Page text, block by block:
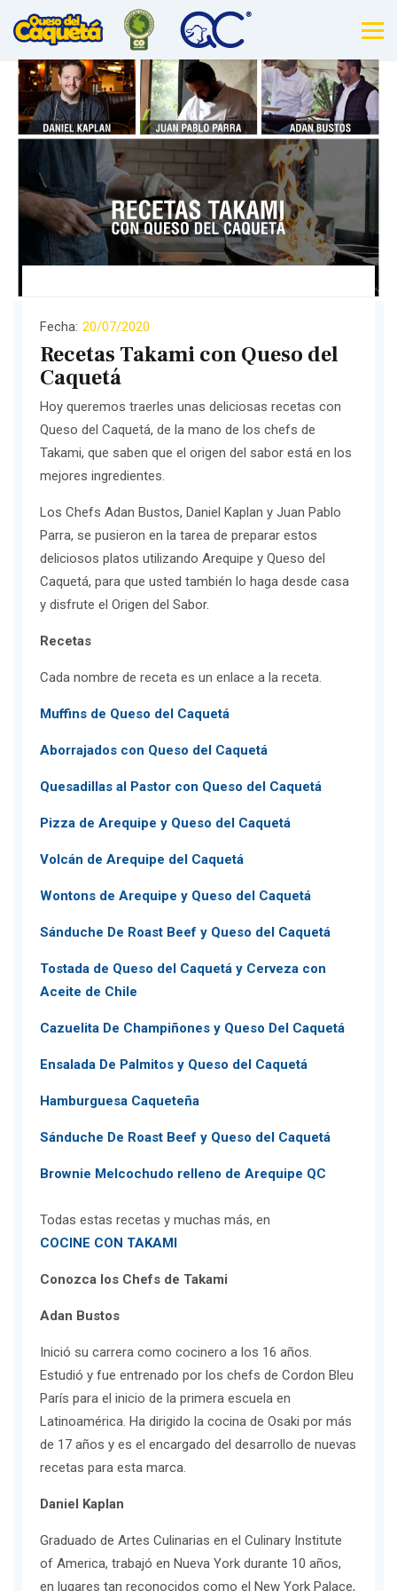
Fecha: 20/07/2020
Recetas Takami con Queso del
Caquetá
Hoy queremos traerles unas deliciosas recetas con
Queso del Caquetá, de la mano de los chefs de
Takami, que saben que el origen del sabor está en los
mejores ingredientes.
Los Chefs Adan Bustos, Daniel Kaplan y Juan Pablo
Parra, se pusieron en la tarea de preparar estos
deliciosos platos utilizando Arequipe y Queso del
Caquetá, para que usted también lo haga desde casa
y disfrute el Origen del Sabor.
Recetas
Cada nombre de receta es un enlace a la receta.
Muffins de Queso del Caquetá
Aborrajados con Queso del Caquetá
Quesadillas al Pastor con Queso del Caquetá
Pizza de Arequipe y Queso del Caquetá
Volcán de Arequipe del Caquetá
Wontons de Arequipe y Queso del Caquetá
Sánduche De Roast Beef y Queso del Caquetá
Tostada de Queso del Caquetá y Cerveza con
Aceite de Chile
Cazuelita De Champiñones y Queso Del Caquetá
Ensalada De Palmitos y Queso del Caquetá
Hamburguesa Caqueteña
Sánduche De Roast Beef y Queso del Caquetá
Brownie Melcochudo relleno de Arequipe QC
Todas estas recetas y muchas más, en
COCINE CON TAKAMI
Conozca los Chefs de Takami
Adan Bustos
Inició su carrera como cocinero a los 16 años.
Estudió y fue entrenado por los chefs de Cordon Bleu
París para el inicio de la primera escuela en
Latinoamérica. Ha dirigido la cocina de Osaki por más
de 17 años y es el encargado del desarrollo de nuevas
recetas para esta marca.
Daniel Kaplan
Graduado de Artes Culinarias en el Culinary Institute
of America, trabajó en Nueva York durante 10 años,
en lugares tan reconocidos como el New York Palace,